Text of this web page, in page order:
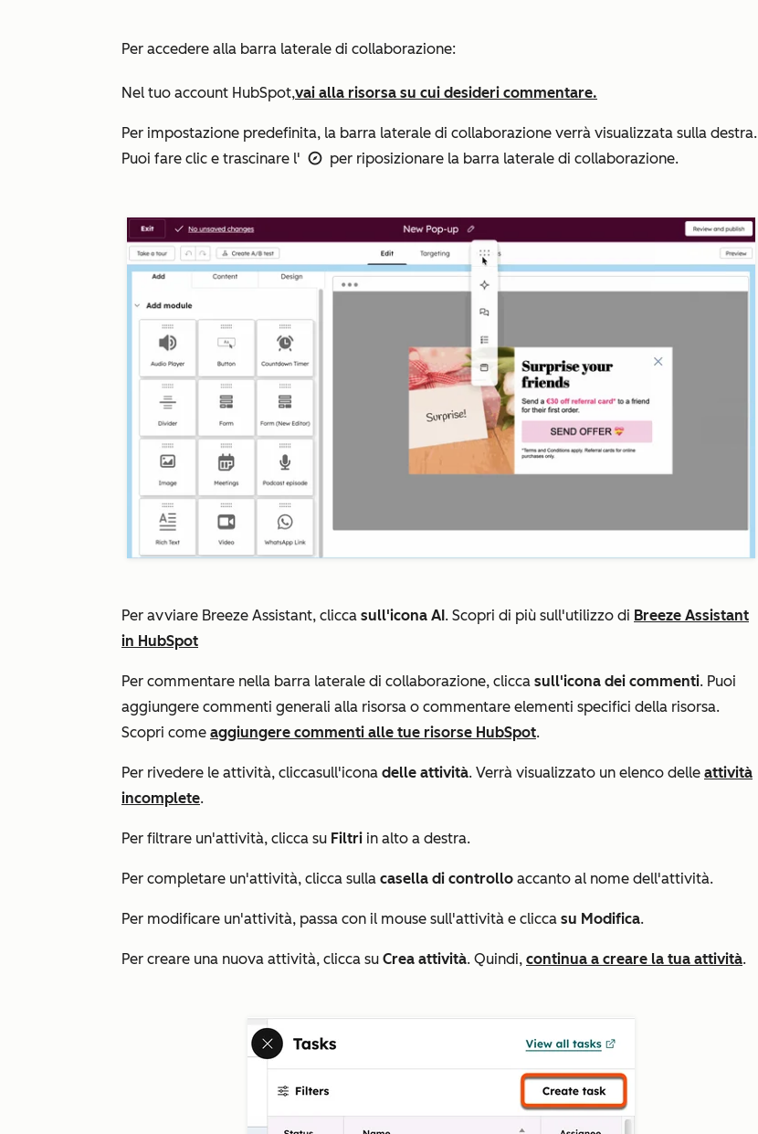
Per accedere alla barra laterale di collaborazione:
Nel tuo account HubSpot,vai alla risorsa su cui desideri commentare.
Per impostazione predefinita, la barra laterale di collaborazione verrà visualizzata sulla destra.
Puoi fare clic e trascinare l' icona del menu verticale per riposizionare la barra laterale di collaborazione.
Per avviare Breeze Assistant, clicca sull'icona AI . Scopri di più sull'utilizzo di Breeze Assistant
in HubSpot
Per commentare nella barra laterale di collaborazione, clicca sull'icona dei commenti. Puoi
aggiungere commenti generali alla risorsa o commentare elementi specifici della risorsa.
Scopri come aggiungere commenti alle tue risorse HubSpot.
Per rivedere le attività, cliccasull'icona delle attività. Verrà visualizzato un elenco delle attività
incomplete.
Per filtrare un'attività, clicca su Filtri in alto a destra.
Per completare un'attività, clicca sulla casella di controllo accanto al nome dell'attività.
Per modificare un'attività, passa con il mouse sull'attività e clicca su Modifica.
Per creare una nuova attività, clicca su Crea attività. Quindi, continua a creare la tua attività.